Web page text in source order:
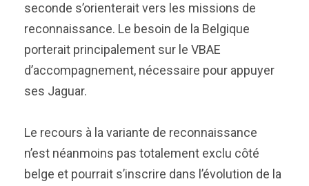
seconde s’orienterait vers les missions de
reconnaissance. Le besoin de la Belgique
porterait principalement sur le VBAE
d’accompagnement, nécessaire pour appuyer
ses Jaguar.
Le recours à la variante de reconnaissance
n’est néanmoins pas totalement exclu côté
belge et pourrait s’inscrire dans l’évolution de la